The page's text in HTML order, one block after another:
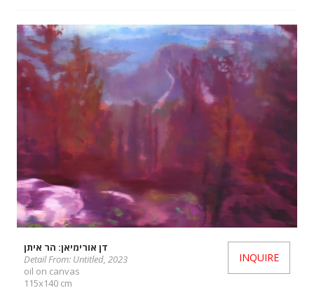
דן אורימיאן: הר איתן
Detail From: Untitled, 2023
oil on canvas
115x140 cm
INQUIRE